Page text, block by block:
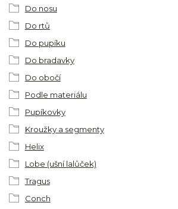
Do nosu
Do rtů
Do pupíku
Do bradavky
Do obočí
Podle materiálu
Pupíkovky
Kroužky a segmenty
Helix
Lobe (ušní lalůček)
Tragus
Conch